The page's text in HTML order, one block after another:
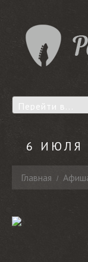
6 ИЮЛЯ
Главная